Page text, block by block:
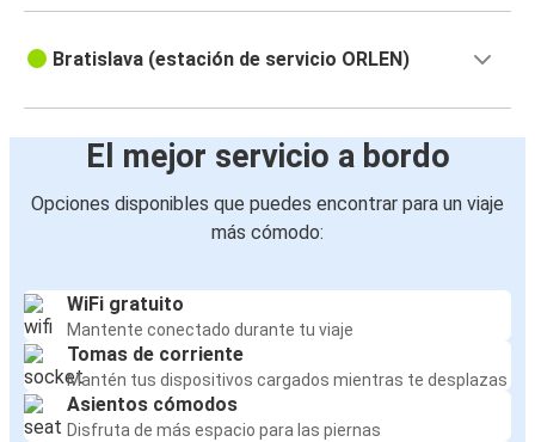
Bratislava
Bratislava
Lviv
Bratislava
Bratislava
Liubliana
Bratislava
Lviv
Bratislava (estación de servicio ORLEN)
El mejor servicio a bordo
Opciones disponibles que puedes encontrar para un viaje
más cómodo:
WiFi gratuito
Mantente conectado durante tu viaje
Tomas de corriente
Mantén tus dispositivos cargados mientras te desplazas
Asientos cómodos
Disfruta de más espacio para las piernas